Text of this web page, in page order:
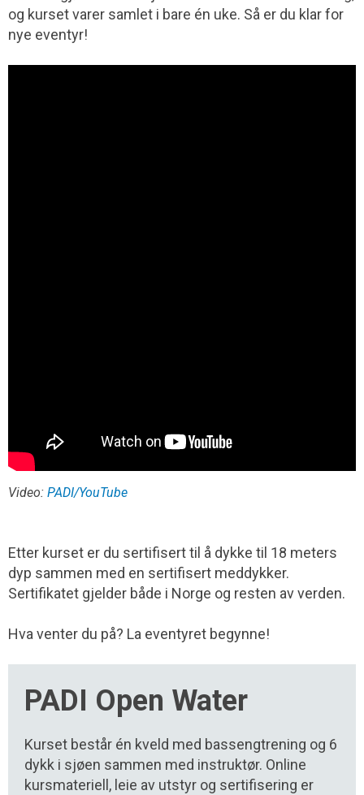
og kurset varer samlet i bare én uke. Så er du klar for
nye eventyr!
Video: PADI/YouTube
Etter kurset er du sertifisert til å dykke til 18 meters
dyp sammen med en sertifisert meddykker.
Sertifikatet gjelder både i Norge og resten av verden.
Hva venter du på? La eventyret begynne!
PADI Open Water
Kurset består én kveld med bassengtrening og 6
dykk i sjøen sammen med instruktør. Online
kursmateriell, leie av utstyr og sertifisering er